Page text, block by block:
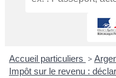
Accueil particuliers >
Impôt sur le revenu :